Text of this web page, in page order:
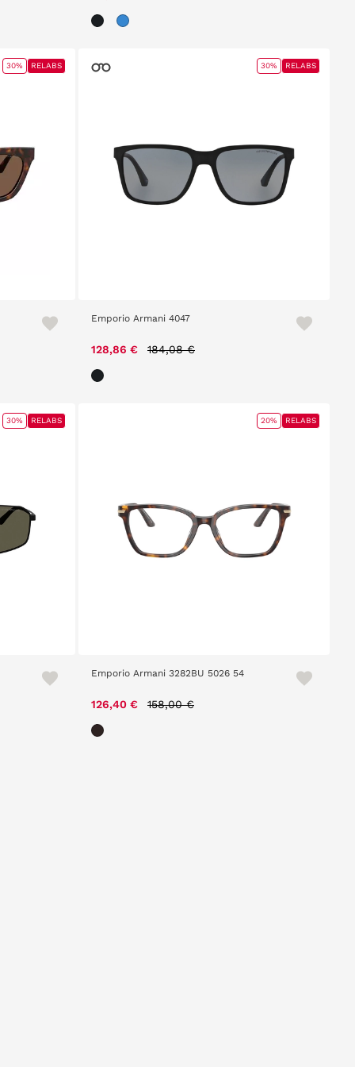
30% RELABS
Emporio Armani 4047
128,86 € Price reduced from
184,08 €
30% RELABS
30% RELABS
Emporio Armani 3282BU 5026 54
126,40 € Price reduced from
158,00 €
20% RELABS